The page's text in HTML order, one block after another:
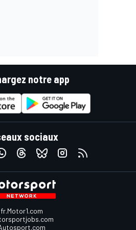
notre app
sociaux
fr.Motor1.com